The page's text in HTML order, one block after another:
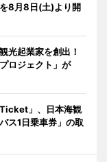
8月8日(土)より開
光起業家を創出！
ロジェクト」が
」、日本海観
ス1日乗車券」の取